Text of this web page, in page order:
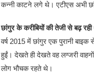
कन्नी काटने लगे थे। एटीएस अभी
छांगुर के करीबियों की तेजी से बढ़ रही
वर्ष 2015 में छांगुर एक पुरानी
हुईं। देखते ही देखते वह लग्जरी
लोग भौचक रहते थे।